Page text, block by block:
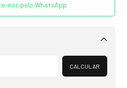
nos pelo WhatsApp
Alterar CEP
CALCULAR